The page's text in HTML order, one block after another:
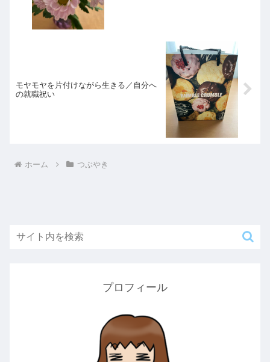
モヤモヤを片付けながら生きる／自分へ
の就職祝い
ホーム つぶやき
プロフィール